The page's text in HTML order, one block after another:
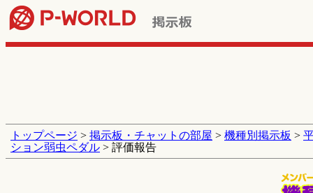
トップページ > 掲示板・チャットの部屋 > 機種別掲示板 >
ション弱虫ペダル > 評価報告